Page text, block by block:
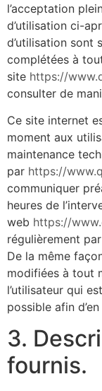
l’acceptation
d’utilisation ci-
d’utilisation sont
complétées à
site https://
consulter de
Ce site internet
moment aux
maintenance
par https://
communiquer
heures de
web https://
régulièrement par
De la même
modifiées à tout
l’utilisateur qui
possible afin
3.
fournis.